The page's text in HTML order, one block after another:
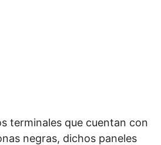
terminales que cuentan con
negras, dichos paneles